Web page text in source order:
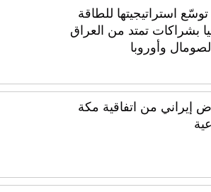
توسّع استراتيجيتها للطاقة
بشراكات تمتد من العراق
وأوروبا
إيراني من اتفاقية مكة